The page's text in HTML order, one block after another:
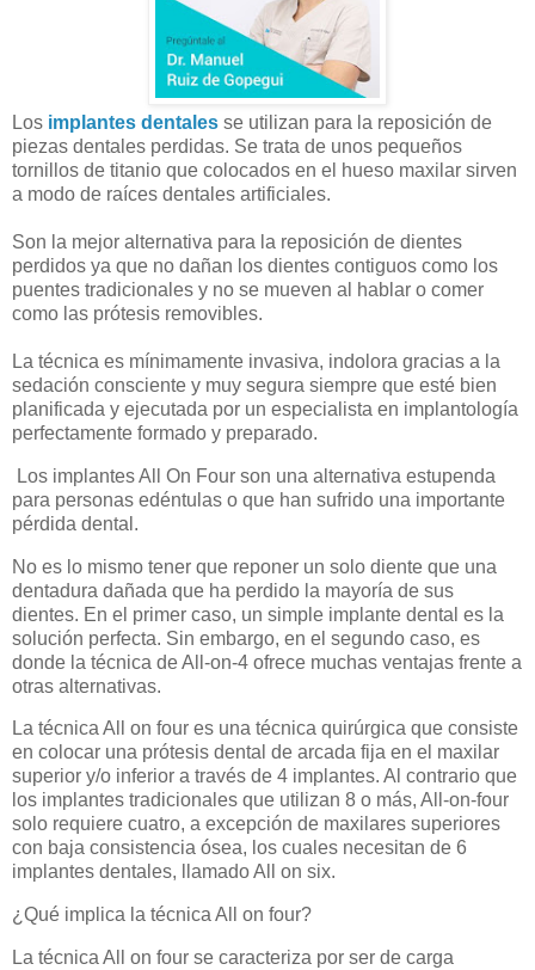
Los implantes dentales se utilizan para la reposición de
piezas dentales perdidas. Se trata de unos pequeños
tornillos de titanio que colocados en el hueso maxilar sirven
a modo de raíces dentales artificiales.
Son la mejor alternativa para la reposición de dientes
perdidos ya que no dañan los dientes contiguos como los
puentes tradicionales y no se mueven al hablar o comer
como las prótesis removibles.
La técnica es mínimamente invasiva, indolora gracias a la
sedación consciente y muy segura siempre que esté bien
planificada y ejecutada por un especialista en implantología
perfectamente formado y preparado.
Los implantes All On Four son una alternativa estupenda
para personas edéntulas o que han sufrido una importante
pérdida dental.
No es lo mismo tener que reponer un solo diente que una
dentadura dañada que ha perdido la mayoría de sus
dientes. En el primer caso, un simple implante dental es la
solución perfecta. Sin embargo, en el segundo caso, es
donde la técnica de All-on-4 ofrece muchas ventajas frente a
otras alternativas.
La técnica All on four es una técnica quirúrgica que consiste
en colocar una prótesis dental de arcada fija en el maxilar
superior y/o inferior a través de 4 implantes. Al contrario que
los implantes tradicionales que utilizan 8 o más, All-on-four
solo requiere cuatro, a excepción de maxilares superiores
con baja consistencia ósea, los cuales necesitan de 6
implantes dentales, llamado All on six.
¿Qué implica la técnica All on four?
La técnica All on four se caracteriza por ser de carga